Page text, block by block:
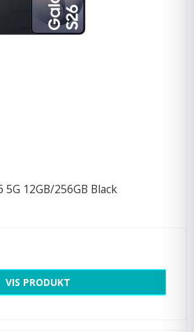
5G 12GB/256GB Black
VIS PRODUKT